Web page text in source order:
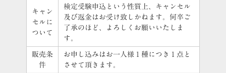
キャン
セルに
ついて
検定受験申込という性質上、キャンセル
及び返金はお受け致しかねます。何卒ご
了承のほど、よろしくお願いいたしま
す。
販売条
件
お申し込みはお一人様１種につき１点と
させて頂きます。